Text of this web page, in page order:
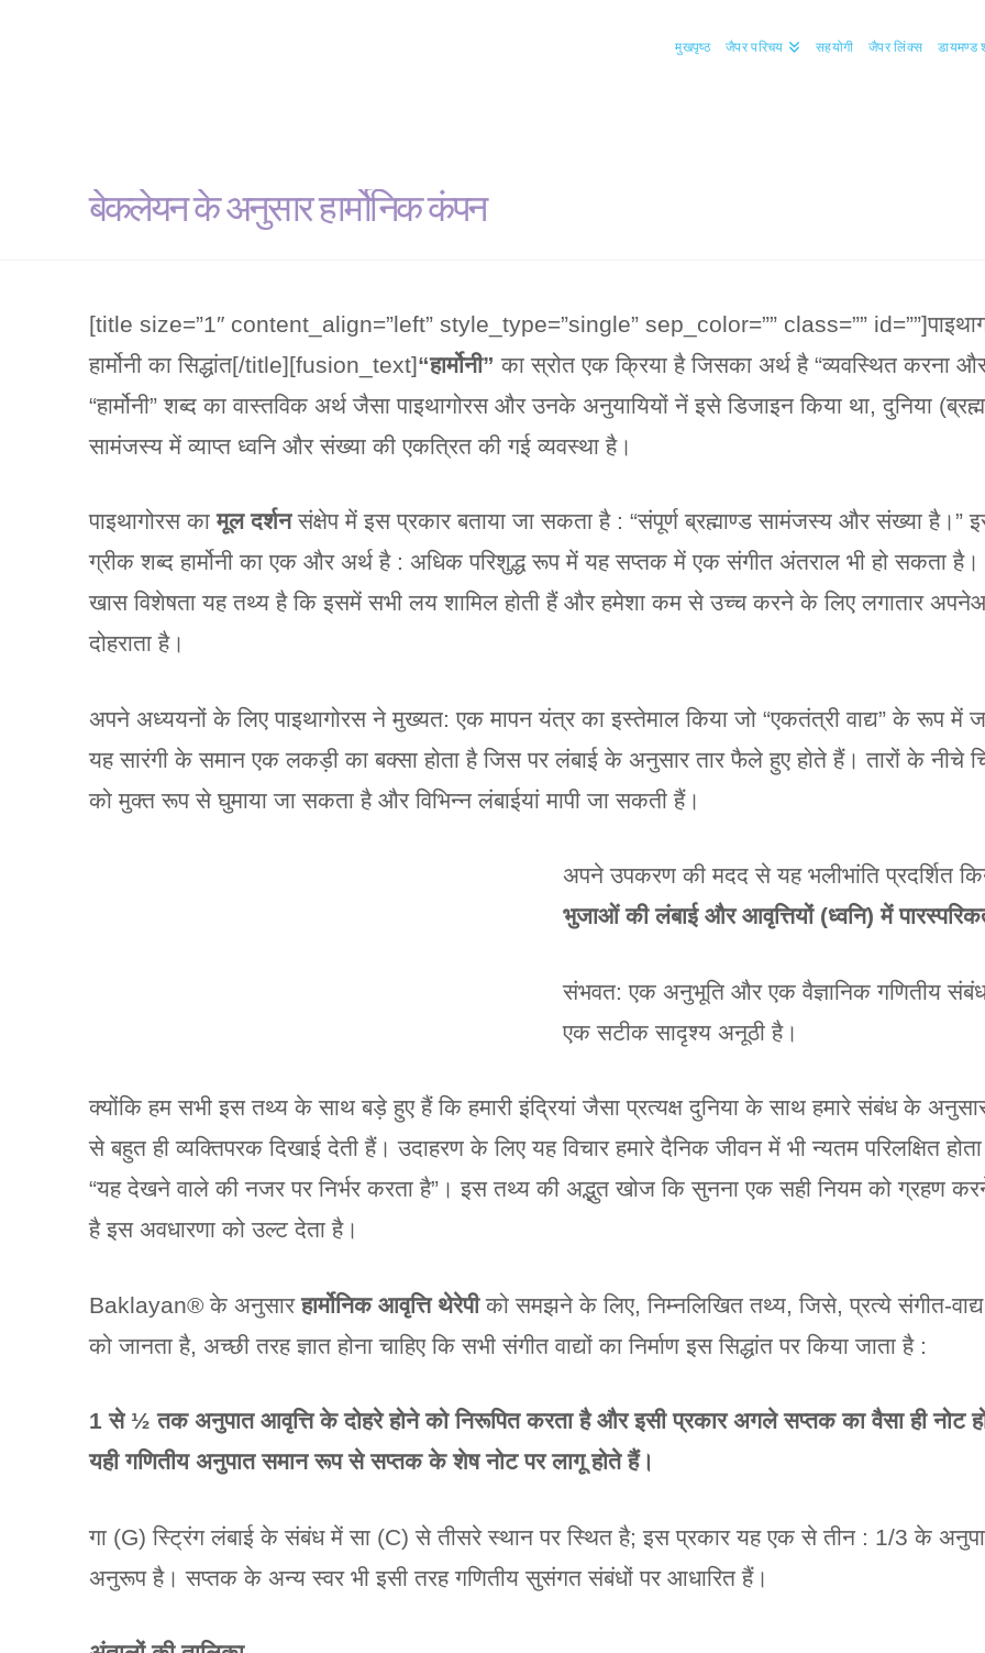
मुखपृष्ठ जैपर परिचय सहयोगी जैपर लिंक्स डायमण्ड
बेकलेयन के अनुसार हार्मोनिक कंपन
[title size=”1″ content_align=”left” style_type=”single” sep_color=”” class=””
हार्मोनी का सिद्धांत[/title][fusion_text]“हार्मोनी” का स्रोत एक क्रिया है जिसका अर्थ है “व्यवस्थित करना
“हार्मोनी” शब्द का वास्तविक अर्थ जैसा पाइथागोरस और उनके अनुयायियों नें इसे डिजाइन किया था, दुनिया
सामंजस्य में व्याप्त ध्वनि और संख्या की एकत्रित की गई व्यवस्था है।
पाइथागोरस कामूल दर्शनसंक्षेप में इस प्रकार बताया जा सकता है : “संपूर्ण ब्रह्माण्ड सामंजस्य और संख्या है।”
ग्रीक शब्द हार्मोनी का एक और अर्थ है : अधिक परिशुद्ध रूप में यह सप्तक में एक संगीत अंतराल भी हो सकता
खास विशेषता यह तथ्य है कि इसमें सभी लय शामिल होती हैं और हमेशा कम से उच्च करने के लिए लगातार
दोहराता है।
अपने अध्ययनों के लिए पाइथागोरस ने मुख्यत: एक मापन यंत्र का इस्तेमाल किया जो “एकतंत्री वाद्य” के रूप में
यह सारंगी के समान एक लकड़ी का बक्सा होता है जिस पर लंबाई के अनुसार तार फैले हुए होते हैं। तारों के नीचे
को मुक्त रूप से घुमाया जा सकता है और विभिन्न लंबाईयां मापी जा सकती हैं।
अपने उपकरण की मदद से यह भलीभांति प्रदर्शित
भुजाओं की लंबाई और आवृत्तियों (ध्वनि) में
संभवत: एक अनुभूति और एक वैज्ञानिक गणितीय
एक सटीक सादृश्य अनूठी है।
क्योंकि हम सभी इस तथ्य के साथ बड़े हुए हैं कि हमारी इंद्रियां जैसा प्रत्यक्ष दुनिया के साथ हमारे संबंध के
से बहुत ही व्यक्तिपरक दिखाई देती हैं। उदाहरण के लिए यह विचार हमारे दैनिक जीवन में भी न्यतम परिलक्षित
“यह देखने वाले की नजर पर निर्भर करता है”। इस तथ्य की अद्भुत खोज कि सुनना एक सही नियम को ग्रहण
है इस अवधारणा को उल्ट देता है।
Baklayan® के अनुसारहार्मोनिक आवृत्ति थेरेपीको समझने के लिए, निम्नलिखित तथ्य, जिसे, प्रत्ये संगीत-वाद्य
को जानता है, अच्छी तरह ज्ञात होना चाहिए कि सभी संगीत वाद्यों का निर्माण इस सिद्धांत पर किया जाता है :
1 से ½ तक अनुपात आवृत्ति के दोहरे होने को निरूपित करता है और इसी प्रकार अगले सप्तक का वैसा ही नोट
यही गणितीय अनुपात समान रूप से सप्तक के शेष नोट पर लागू होते हैं।
गा (G) स्ट्रिंग लंबाई के संबंध में सा (C) से तीसरे स्थान पर स्थित है; इस प्रकार यह एक से तीन : 1/3 के
अनुरूप है। सप्तक के अन्य स्वर भी इसी तरह गणितीय सुसंगत संबंधों पर आधारित हैं।